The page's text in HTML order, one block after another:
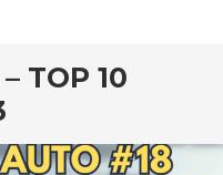
TOP 10